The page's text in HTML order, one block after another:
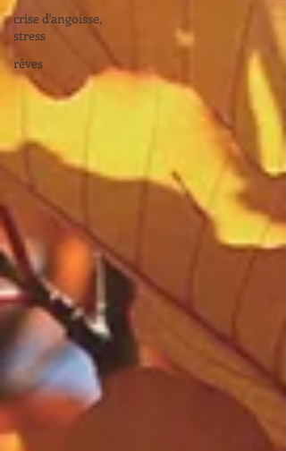
crise d'angoisse,
stress
rêves